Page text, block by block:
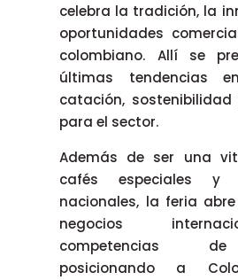
celebra la tradición, la
oportunidades
colombiano. Allí se
últimas tendencias
catación,
para el sector.
Además de ser una
cafés especiales y
nacionales, la feria
negocios
competencias
posicionando a